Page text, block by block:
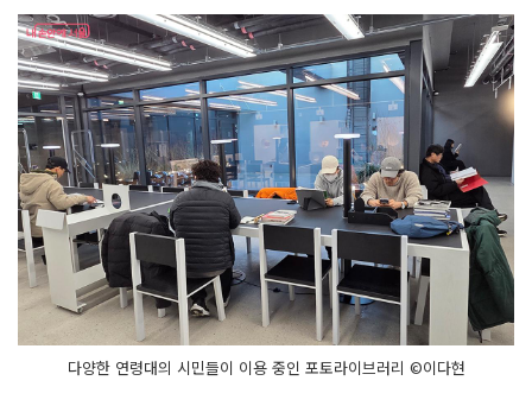
다양한 연령대의 시민들이 이용 중인 포토라이브러리 ©이다현